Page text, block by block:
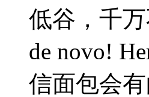
低谷，千万
de novo!
信面包会